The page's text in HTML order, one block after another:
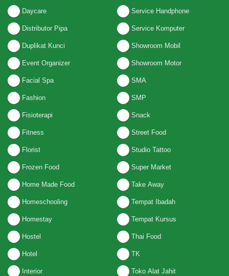
Daycare
Distributor Pipa
Duplikat Kunci
Event Organizer
Facial Spa
Fashion
Fisioterapi
Fitness
Florist
Frozen Food
Home Made Food
Homeschooling
Homestay
Hostel
Hotel
Interior
Service Handphone
Service Komputer
Showroom Mobil
Showroom Motor
SMA
SMP
Snack
Street Food
Studio Tattoo
Super Market
Take Away
Tempat Ibadah
Tempat Kursus
Thai Food
TK
Toko Alat Jahit